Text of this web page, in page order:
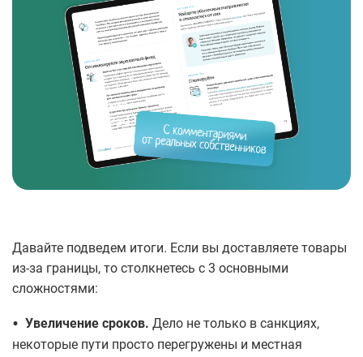
Давайте подведем итоги. Если вы доставляете товары
из-за границы, то столкнетесь с 3 основными
сложностями:
• Увеличение сроков. Дело не только в санкциях,
некоторые пути просто перегружены и местная